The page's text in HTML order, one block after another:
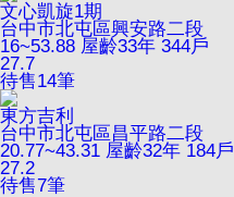
文心凱旋1期
台中市北屯區興安路二段
16~53.88 屋齡33年 344戶
27.7
待售14筆
東方吉利
台中市北屯區昌平路二段
20.77~43.31 屋齡32年 184戶
27.2
待售7筆